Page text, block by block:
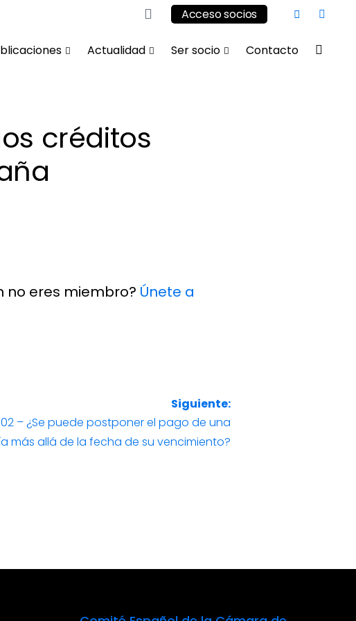
Acceso socios
Actualidad Ser socio Contacto
créditos
no eres miembro? Únete a
Siguiente:
– ¿Se puede postponer el pago de una
más allá de la fecha de su vencimiento?